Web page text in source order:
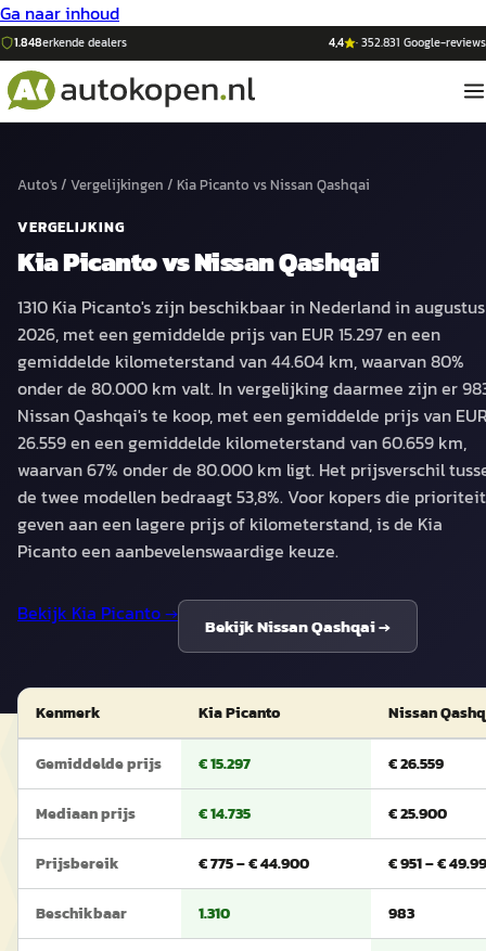
Ga naar inhoud
1.848erkende dealers 4,4 ·352.831 Google-reviews
Auto's/ Vergelijkingen / Kia Picanto vsNissan Qashqai
VERGELIJKING
Kia PicantovsNissan Qashqai
1310 Kia Picanto's zijn beschikbaar in Nederland in augustus
2026, met een gemiddelde prijs van EUR 15.297 en een
gemiddelde kilometerstand van 44.604 km, waarvan 80%
onder de 80.000 km valt. In vergelijking daarmee zijn er
Nissan Qashqai's te koop, met een gemiddelde prijs van
26.559 en een gemiddelde kilometerstand van 60.659 km,
waarvan 67% onder de 80.000 km ligt. Het prijsverschil
de twee modellen bedraagt 53,8%. Voor kopers die prioriteit
geven aan een lagere prijs of kilometerstand, is de Kia
Picanto een aanbevelenswaardige keuze.
Bekijk Kia Picanto→
BekijkNissan Qashqai→
Kenmerk Kia Picanto Nissan
Gemiddelde prijs € 15.297 € 26.559
Mediaan prijs € 14.735 € 25.900
Prijsbereik € 775 – € 44.900 € 951 – €
Beschikbaar 1.310 983